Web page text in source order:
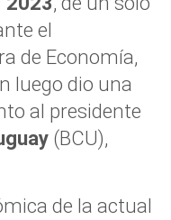
el
de Economía,
luego dio una
al presidente
(BCU),
de la actual